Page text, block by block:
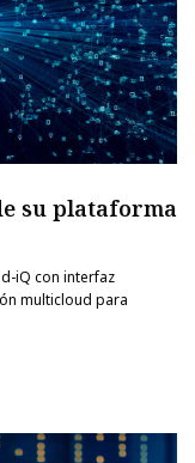
su plataforma
iQ con interfaz
multicloud para